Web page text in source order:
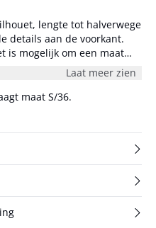
lengte tot halverwege
details aan de voorkant.
is mogelijk om een maat
pasvorm.Laat meer zien
maat S/36.